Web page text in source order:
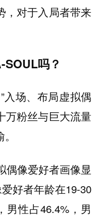
，对于入局者带来
吗？
入场、布局虚拟偶
万粉丝与巨大流量
偶像爱好者画像显
好者年龄在19-30
男性占46.4%，男